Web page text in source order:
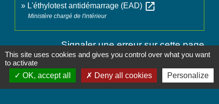
L'éthylotest antidémarrage (EAD) open_in_new
Ministère chargé de l'intérieur
Signaler une erreur sur cette page
This site uses cookies and gives you control over what you want
to activate
OK, accept all
Deny all cookies Personalize